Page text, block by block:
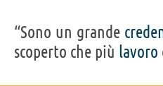
“Sono un grande
scoperto che più lavoro